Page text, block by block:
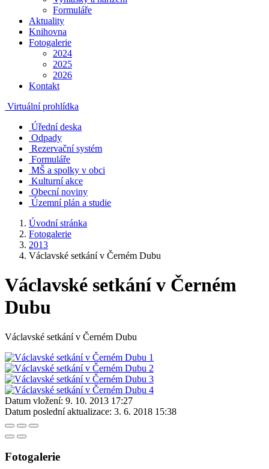
Formuláře
Aktuality
Knihovna
Fotogalerie
2024
2025
2026
Kontakt
Virtuální prohlídka
Úřední deska
Odpady
Rezervační systém
Formuláře
MŠ a spolky v obci
Kulturní akce
Obecní noviny
Územní plán a studie
Úvodní stránka
Fotogalerie
2013
Václavské setkání v Černém Dubu
Václavské setkání v Černém
Dubu
Václavské setkání v Černém Dubu
Datum vložení: 9. 10. 2013 17:27
Datum poslední aktualizace: 3. 6. 2018 15:38
Fotogalerie